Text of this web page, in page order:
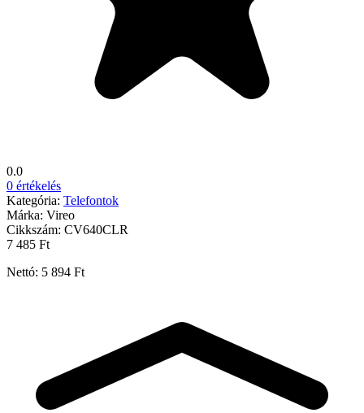
0.0
0 értékelés
Kategória: Telefontok
Márka: Vireo
Cikkszám: CV640CLR
7 485 Ft
Nettó: 5 894 Ft